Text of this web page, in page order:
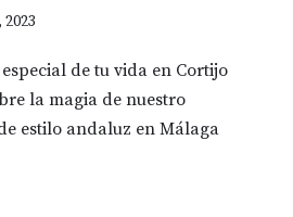
de tu vida en Cortijo
la magia de nuestro
estilo andaluz en Málaga